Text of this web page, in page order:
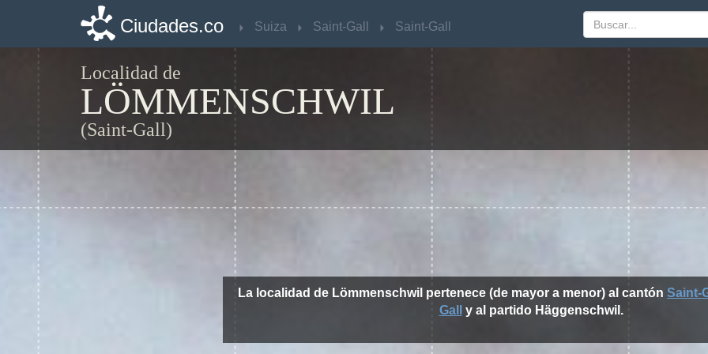
Ciudades.co Suiza Saint-Gall Saint-Gall
Localidad de
LÖMMENSCHWIL
(Saint-Gall)
La localidad de Lömmenschwil pertenece (de mayor a menor) al cantón Saint-
Gall
y al partido Häggenschwil.
Ciudades.co Suiza Saint-Gall Saint-Gall